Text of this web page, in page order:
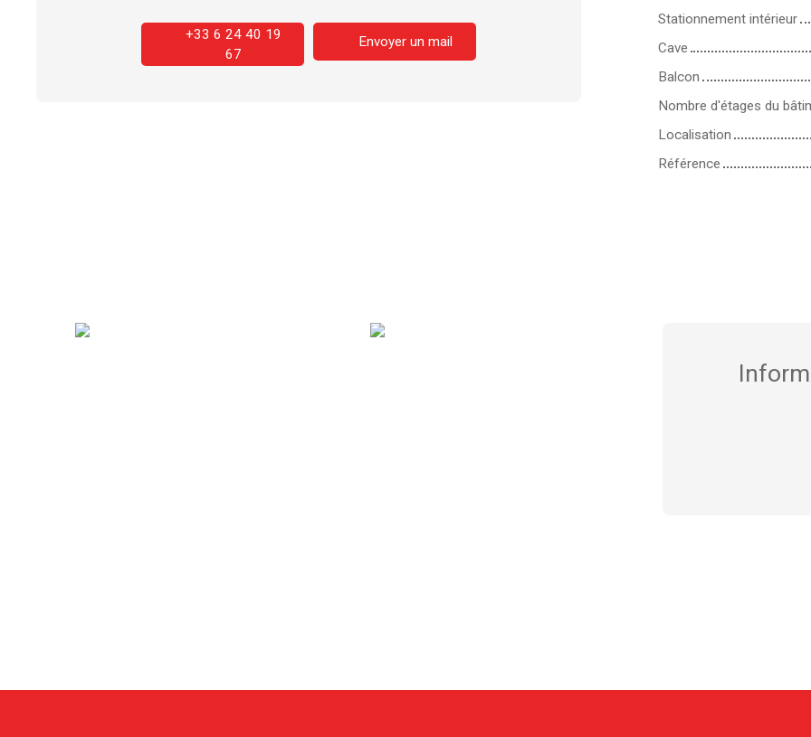
+33 6 24 40 19
67
Envoyer un mail
Stationnement intérieur
Cave
Balcon
Nombre d'étages du
Localisation
Référence